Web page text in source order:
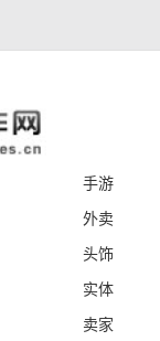
手游
外卖
头饰
实体
卖家